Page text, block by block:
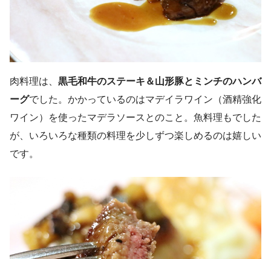
肉料理は、 黒毛和牛のステーキ＆山形豚とミンチのハンバ
ーグでした。かかっているのはマデイラワイン（酒精強化
ワイン）を使ったマデラソースとのこと。魚料理もでした
が、いろいろな種類の料理を少しずつ楽しめるのは嬉しい
です。